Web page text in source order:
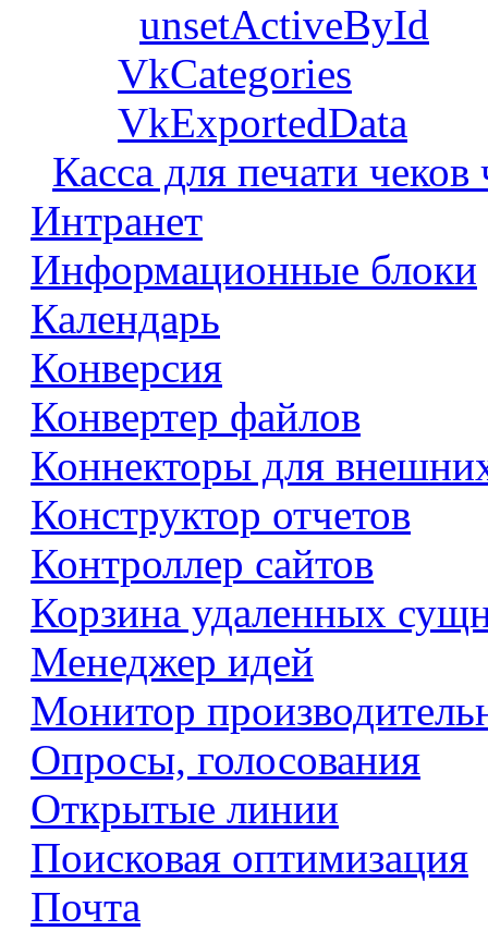
unsetActiveById
VkCategories
VkExportedData
Касса для печати
Интранет
Информационные блоки
Календарь
Конверсия
Конвертер файлов
Коннекторы для
Конструктор отчетов
Контроллер сайтов
Корзина удаленных
Менеджер идей
Монитор
Опросы, голосования
Открытые линии
Поисковая оптимизация
Почта